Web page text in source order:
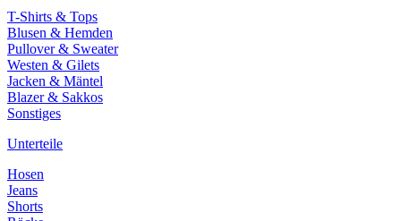
T-Shirts & Tops
Blusen & Hemden
Pullover & Sweater
Westen & Gilets
Jacken & Mäntel
Blazer & Sakkos
Sonstiges
Unterteile
Hosen
Jeans
Shorts